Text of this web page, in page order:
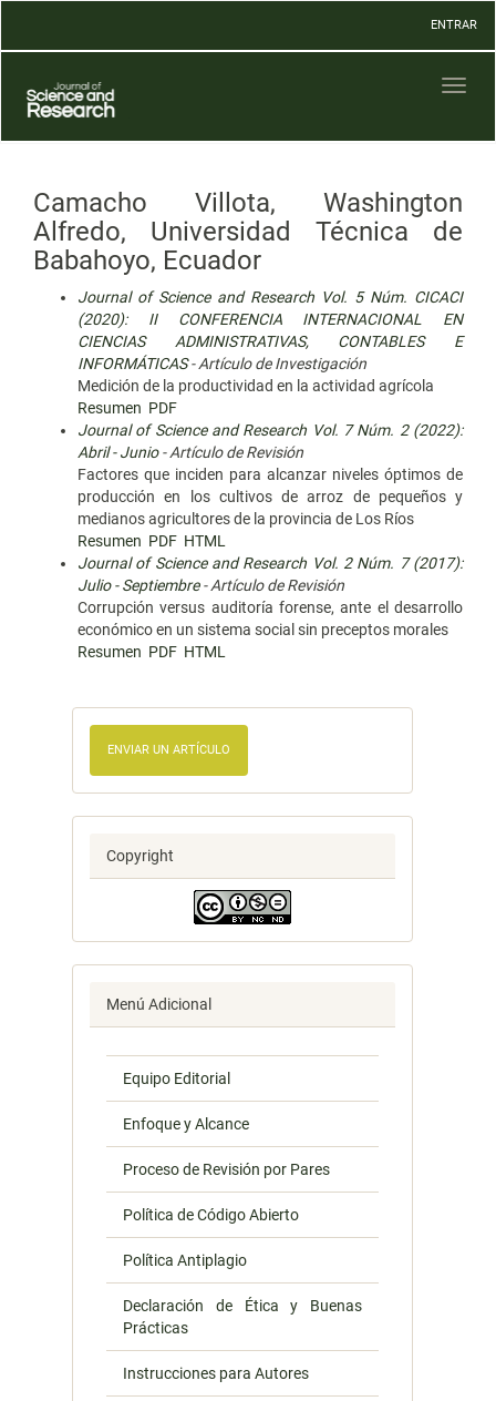
Contenido
Barra
lateral
ENTRAR
Camacho Villota, Washington
Alfredo, Universidad Técnica de
Babahoyo, Ecuador
Journal of Science and Research Vol. 5 Núm. CICACI
(2020): II CONFERENCIA INTERNACIONAL EN
CIENCIAS ADMINISTRATIVAS, CONTABLES E
INFORMÁTICAS- Artículo de Investigación
Medición de la productividad en la actividad agrícola
Resumen PDF
Journal of Science and Research Vol. 7 Núm. 2 (2022):
Abril - Junio- Artículo de Revisión
Factores que inciden para alcanzar niveles óptimos de
producción en los cultivos de arroz de pequeños y
medianos agricultores de la provincia de Los Ríos
Resumen PDF HTML
Journal of Science and Research Vol. 2 Núm. 7 (2017):
Julio - Septiembre- Artículo de Revisión
Corrupción versus auditoría forense, ante el desarrollo
económico en un sistema social sin preceptos morales
Resumen PDF HTML
ENVIAR UN ARTÍCULO
Copyright
Menú Adicional
Equipo Editorial
Enfoque y Alcance
Proceso de Revisión por Pares
Política de Código Abierto
Política Antiplagio
Declaración de Ética y Buenas
Prácticas
Instrucciones para Autores